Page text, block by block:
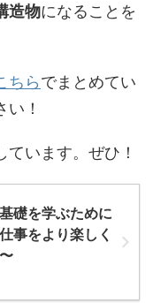
造物になることを
ちらでまとめてい
！
います。ぜひ！
礎を学ぶために
事をより楽しく